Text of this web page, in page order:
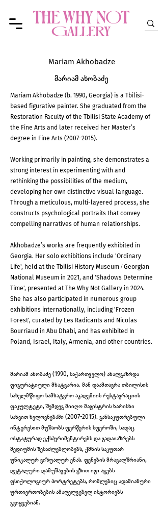
Mariam Akhobadze
მარიამ ახობაძე
Mariam Akhobadze (b. 1990, Georgia) is a Tbilisi-
based figurative painter. She graduated from the
Restoration Faculty of the Tbilisi State Academy of
the Fine Arts and later received her Master’s
degree in Fine Arts (2007–2015).
Working primarily in painting, she demonstrates a
strong interest in experimenting with and
rethinking the possibilities of the medium,
developing her own distinctive visual language.
Through a meticulous, multi-layered process, she
constructs psychological portraits that convey
compelling narratives of human relationships.
Akhobadze’s works are frequently exhibited in
Georgia. Her solo exhibitions include 'Ordinary
Life', held at the Tbilisi History Museum / Georgian
National Museum in 2021, and 'Shadows Determine
Time', presented at The Why Not Gallery in 2024.
She has also participated in numerous group
exhibitions internationally, including 'Frozen
Forest', curated by Les Radicants and Nicolas
Bourriaud in Abu Dhabi, and has exhibited in
Poland, Israel, Italy, Armenia, and other countries.
მარიამ ახობაძე (1990, საქართველო) ახალგაზრდა
ფიგურატიული მხატვარია. მან დაამთავრა თბილისის
სახელმწიფო სამხატვრო აკადემიის რესტავრაციის
ფაკულტეტი, შემდეგ მიიღო მაგისტრის ხარისხი
სახვით ხელოვნებაში (2007-2015). განსაკუთრებული
ინტერესით მუშაობს ფერწერის სფეროში, სადაც
ოსტატურად ექსპერიმენტირებს და გადაიაზრებს
მედიუმის შესაძლებლობებს, ქმნის საკუთარ
უნიკალურ ვიზუალურ ენას. ფენების მრავალშრიანი,
დეტალური დამუშავების გზით იგი აგებს
ფსიქოლოგიურ პორტრეტებს, რომლებიც ადამიანური
ურთიერთობების ამაღელვებელ ისტორიებს
გვიყვებიან.